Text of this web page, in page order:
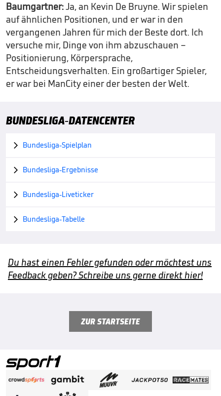
Baumgartner:Ja, an Kevin De Bruyne. Wir spielen
auf ähnlichen Positionen, und er war in den
vergangenen Jahren für mich der Beste dort. Ich
versuche mir, Dinge von ihm abzuschauen –
Positionierung, Körpersprache,
Entscheidungsverhalten. Ein großartiger Spieler,
er war bei ManCity einer der besten der Welt.
BUNDESLIGA-DATENCENTER
 Bundesliga-Spielplan
 Bundesliga-Ergebnisse
 Bundesliga-Liveticker
 Bundesliga-Tabelle
Du hast einen Fehler gefunden oder möchtest uns
Feedback geben? Schreibe uns gerne direkt hier!
ZUR STARTSEITE